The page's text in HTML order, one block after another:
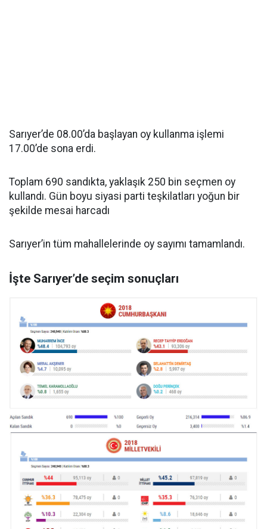
Sarıyer’de 08.00’da başlayan oy kullanma işlemi
17.00’de sona erdi.
Toplam 690 sandıkta, yaklaşık 250 bin seçmen oy
kullandı. Gün boyu siyasi parti teşkilatları yoğun bir
şekilde mesai harcadı
Sarıyer’in tüm mahallelerinde oy sayımı tamamlandı.
İşte Sarıyer’de seçim sonuçları